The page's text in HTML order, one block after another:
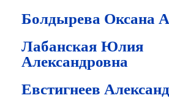
Болдырева Оксана
Лабанская Юлия
Александровна
Евстигнеев